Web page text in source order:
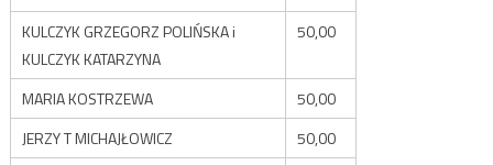
KULCZYK GRZEGORZ POLIŃSKA i
KULCZYK KATARZYNA
50,00
MARIA KOSTRZEWA
50,00
JERZY T MICHAJŁOWICZ
50,00